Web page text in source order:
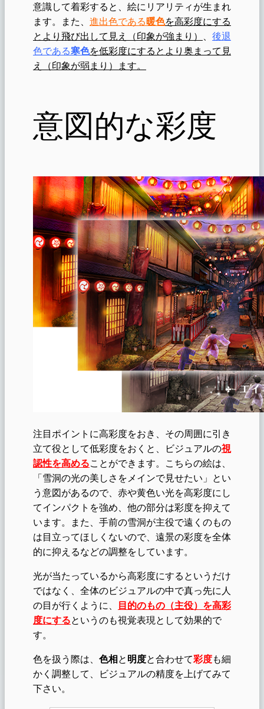
意識して着彩すると、絵にリアリティが生まれ
ます。また、 進出色である暖色を高彩度にする
とより飛び出して見え（印象が強まり）
後退
色である寒色を低彩度にするとより奥まって見
え（印象が弱まり）ます。
意図的な彩度
注目ポイントに高彩度をおき、その周囲に引き
立て役として低彩度をおくと、ビジュアルの視
認性を高める ことができます。こちらの絵は、
「雪洞の光の美しさをメインで見せたい」とい
う意図があるので、赤や黄色い光を高彩度にし
てインパクトを強め、他の部分は彩度を抑えて
います。また、手前の雪洞が主役で遠くのもの
は目立ってほしくないので、遠景の彩度を全体
的に抑えるなどの調整をしています。
光が当たっているから高彩度にするというだけ
ではなく、全体のビジュアルの中で真っ先に人
の目 が行くよう に、
目的のもの（主役）を高彩
度にする というのも視覚表現として効果的で
す。
色を扱う際は、 色相と 明度と合わせて彩度も細
かく調整して、ビジュアルの精度を上げてみて
下さい。